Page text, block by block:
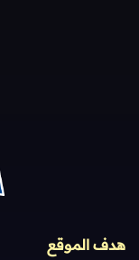
هدف الموقع